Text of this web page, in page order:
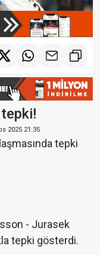
2025 21:35
tepki
- Jurasek
tepki gösterdi.